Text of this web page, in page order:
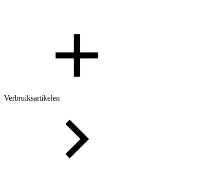
Verbruiksartikelen